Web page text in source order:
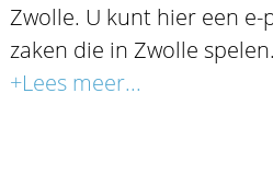
Zwolle. U kunt hier een
zaken die in Zwolle spelen.
+Lees meer...